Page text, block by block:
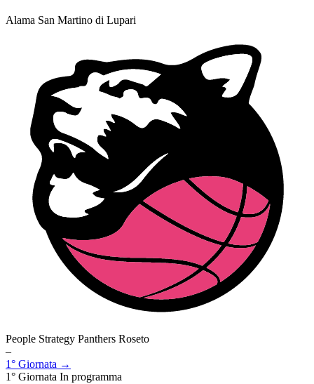
Alama San Martino di Lupari
People Strategy Panthers Roseto
–
1° Giornata →
1° Giornata In programma